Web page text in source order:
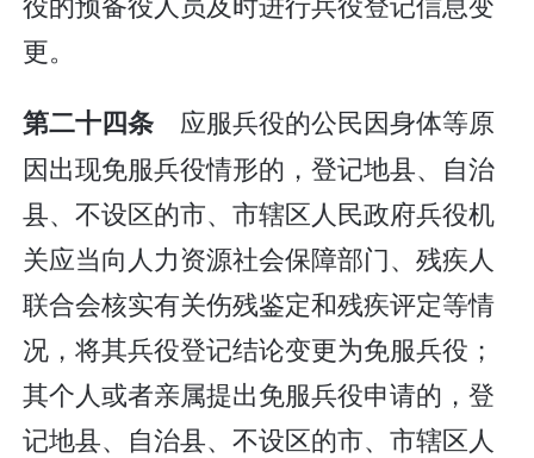
更。
第二十四条 应服兵役的公民因身体等原
因出现免服兵役情形的，登记地县、自治
县、不设区的市、市辖区人民政府兵役机
关应当向人力资源社会保障部门、残疾人
联合会核实有关伤残鉴定和残疾评定等情
况，将其兵役登记结论变更为免服兵役；
其个人或者亲属提出免服兵役申请的，登
记地县、自治县、不设区的市、市辖区人